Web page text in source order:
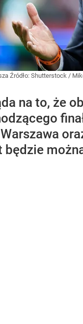
Źródło: Shutterstock /
na to, że
będzie